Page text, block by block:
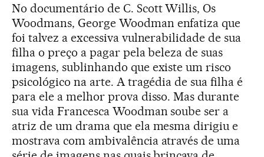
No documentário de C. Scott Willis, Os
Woodmans, George Woodman enfatiza que
foi talvez a excessiva vulnerabilidade de sua
filha o preço a pagar pela beleza de suas
imagens, sublinhando que existe um risco
psicológico na arte. A tragédia de sua filha é
para ele a melhor prova disso. Mas durante
sua vida Francesca Woodman soube ser a
atriz de um drama que ela mesma dirigiu e
mostrava com ambivalência através de uma